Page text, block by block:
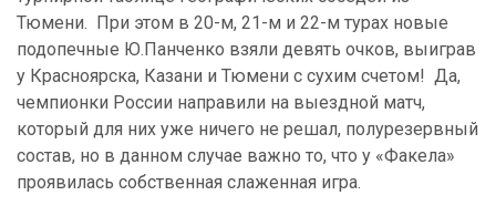
Тюмени. При этом в 20-м, 21-м и 22-м турах новые
подопечные Ю.Панченко взяли девять очков, выиграв
у Красноярска, Казани и Тюмени с сухим счетом! Да,
чемпионки России направили на выездной матч,
который для них уже ничего не решал, полурезервный
состав, но в данном случае важно то, что у «Факела»
проявилась собственная слаженная игра.